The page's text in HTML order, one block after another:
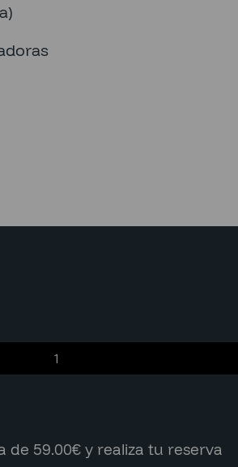
de 59.00€ y realiza tu reserva